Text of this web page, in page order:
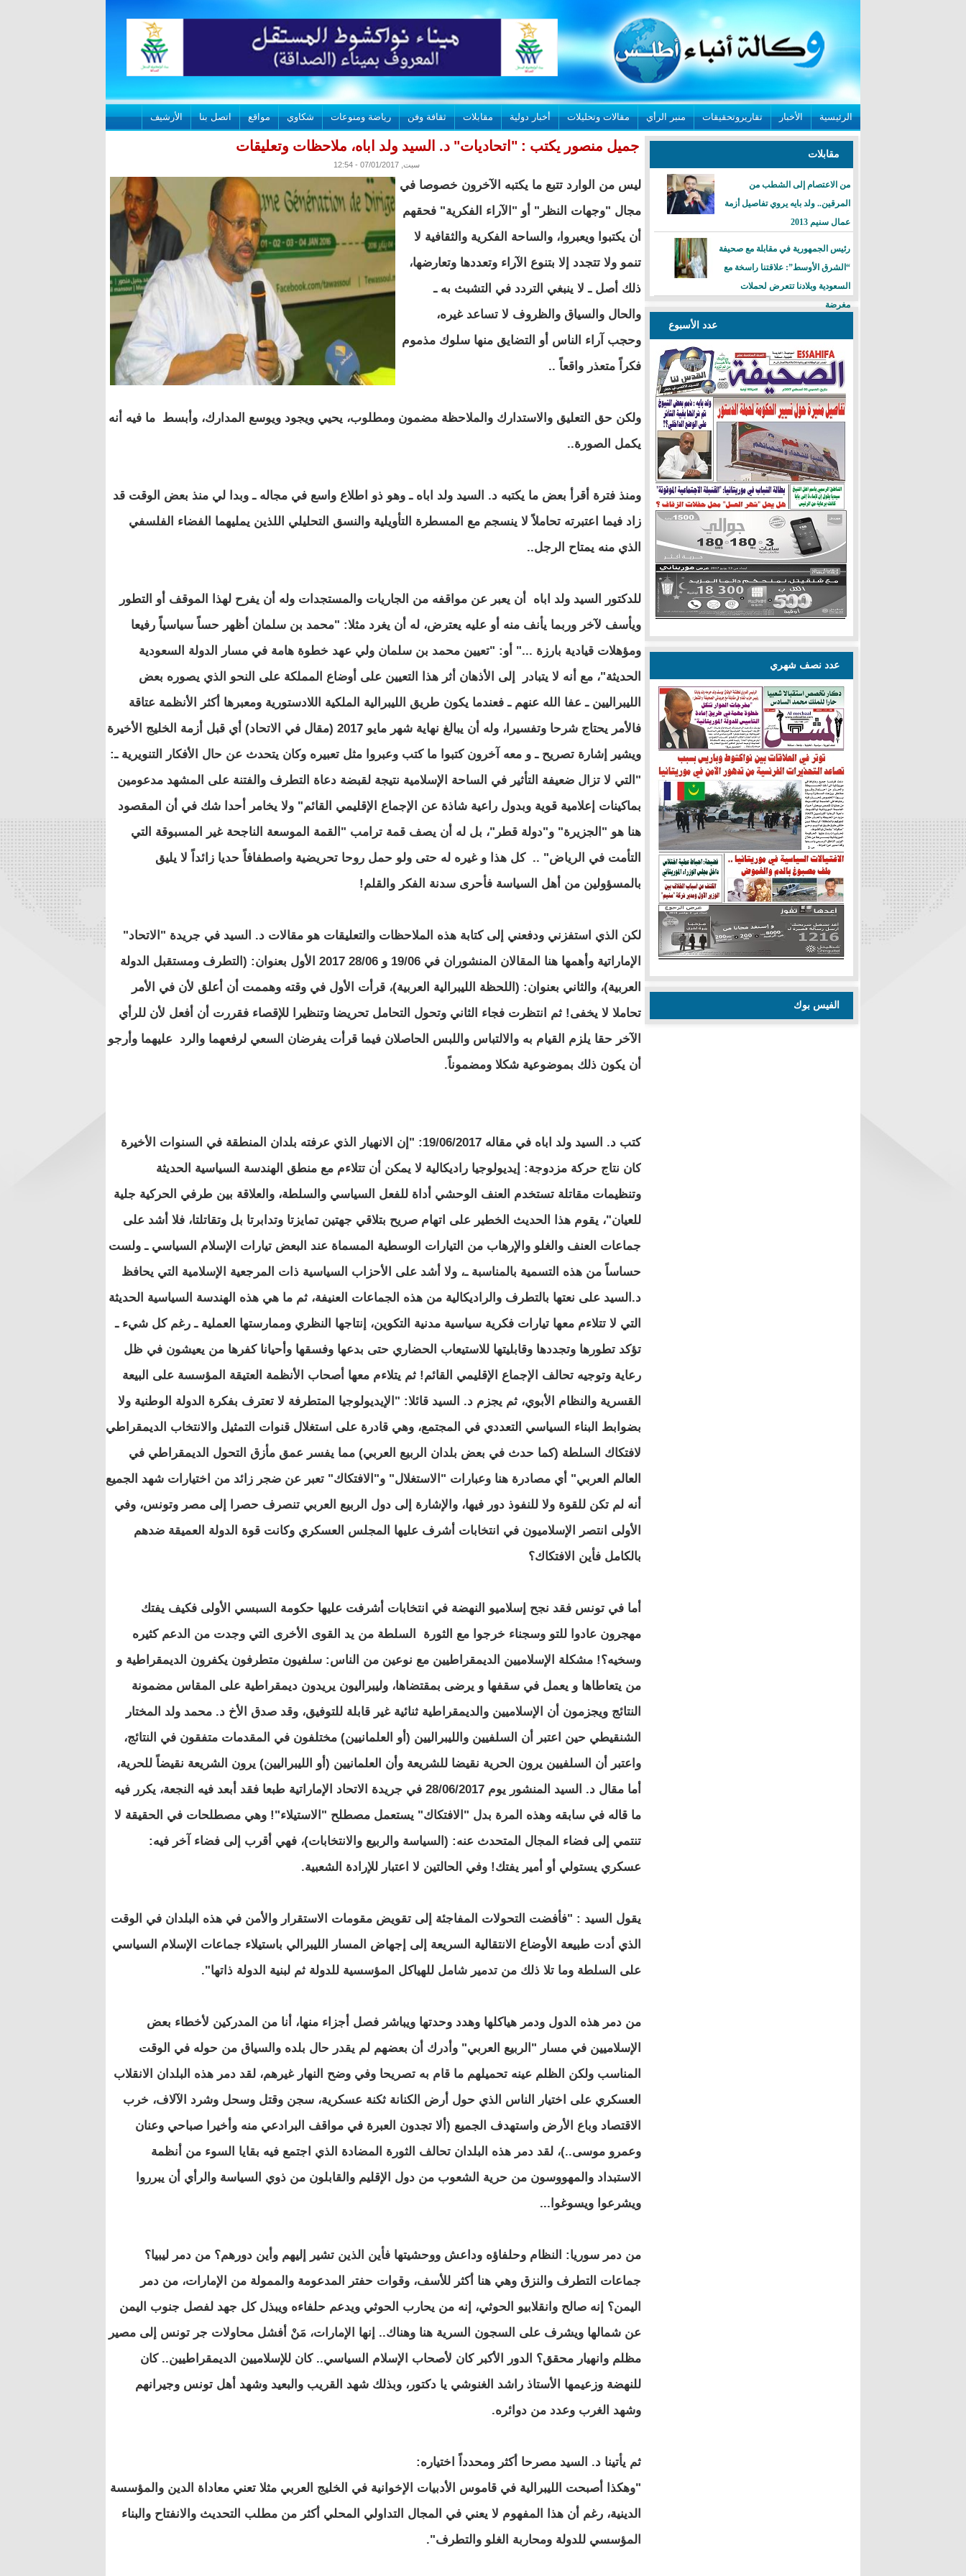
الرئيسية الأخبار تقاريروتحقيقات منبر الرأي مقالات وتحليلات أخبار دولية مقابلات ثقافة وفن رياضة ومنوعات شكاوي مواقع اتصل بنا الأرشيف
مقابلات
من الاعتصام إلى الشطب من
المرقين.. ولد بايه يروي تفاصيل أزمة
عمال سنيم 2013
رئيس الجمهورية في مقابلة مع صحيفة
“الشرق الأوسط”: علاقتنا راسخة مع
السعودية وبلادنا تتعرض لحملات
مغرضة
عدد الأسبوع
عدد نصف شهري
الفيس بوك
جميل منصور يكتب : "اتحاديات" د. السيد ولد اباه، ملاحظات وتعليقات
سبت, 07/01/2017 - 12:54
ليس من الوارد تتبع ما يكتبه الآخرون خصوصا في
مجال "وجهات النظر" أو "الآراء الفكرية" فحقهم
أن يكتبوا ويعبروا، والساحة الفكرية والثقافية لا
تنمو ولا تتجدد إلا بتنوع الآراء وتعددها وتعارضها،
ذلك أصل ـ لا ينبغي التردد في التشبث به ـ
والحال والسياق والظروف لا تساعد غيره،
وحجب آراء الناس أو التضايق منها سلوك مذموم
فكراً متعذر واقعاً ..
ولكن حق التعليق والاستدارك والملاحظة مضمون ومطلوب، يحيي ويجود ويوسع المدارك، وأبسط ما فيه أنه
يكمل الصورة..
ومنذ فترة أقرأ بعض ما يكتبه د. السيد ولد اباه ـ وهو ذو اطلاع واسع في مجاله ـ وبدا لي منذ بعض الوقت قد
زاد فيما اعتبرته تحاملاً لا ينسجم مع المسطرة التأويلية والنسق التحليلي اللذين يمليهما الفضاء الفلسفي
الذي منه يمتاح الرجل..
للدكتور السيد ولد اباه أن يعبر عن مواقفه من الجاريات والمستجدات وله أن يفرح لهذا الموقف أو التطور
ويأسف لآخر وربما يأنف منه أو عليه يعترض، له أن يغرد مثلا: "محمد بن سلمان أظهر حساً سياسياً رفيعا
ومؤهلات قيادية بارزة ..." أو: "تعيين محمد بن سلمان ولي عهد خطوة هامة في مسار الدولة السعودية
الحديثة"، مع أنه لا يتبادر إلى الأذهان أثر هذا التعيين على أوضاع المملكة على النحو الذي يصوره بعض
الليبراليين ـ عفا الله عنهم ـ فعندما يكون طريق الليبرالية الملكية اللادستورية ومعبرها أكثر الأنظمة عتاقة
فالأمر يحتاج شرحا وتفسيرا، وله أن يبالغ نهاية شهر مايو 2017 (مقال في الاتحاد) أي قبل أزمة الخليج الأخيرة
ويشير إشارة تصريح ـ و معه آخرون كتبوا ما كتب وعبروا مثل تعبيره وكان يتحدث عن حال الأفكار التنويرية ـ:
"التي لا تزال ضعيفة التأثير في الساحة الإسلامية نتيجة لقبضة دعاة التطرف والفتنة على المشهد مدعومين
بماكينات إعلامية قوية وبدول راعية شاذة عن الإجماع الإقليمي القائم" ولا يخامر أحدا شك في أن المقصود
هنا هو "الجزيرة" و"دولة قطر"، بل له أن يصف قمة ترامب "القمة الموسعة الناجحة غير المسبوقة التي
التأمت في الرياض" .. كل هذا و غيره له حتى ولو حمل روحا تحريضية واصطفافاً حديا زائداً لا يليق
بالمسؤولين من أهل السياسة فأحرى سدنة الفكر والقلم!
لكن الذي استفزني ودفعني إلى كتابة هذه الملاحظات والتعليقات هو مقالات د. السيد في جريدة "الاتحاد"
الإماراتية وأهمها هنا المقالان المنشوران في 19/06 و 28/06 2017 الأول بعنوان: (التطرف ومستقبل الدولة
العربية)، والثاني بعنوان: (اللحظة الليبرالية العربية)، قرأت الأول في وقته وهممت أن أعلق لأن في الأمر
تحاملا لا يخفى! ثم انتظرت فجاء الثاني وتحول التحامل تحريضا وتنظيرا للإقصاء فقررت أن أفعل لأن للرأي
الآخر حقا يلزم القيام به والالتباس واللبس الحاصلان فيما قرأت يفرضان السعي لرفعهما والرد عليهما وأرجو
أن يكون ذلك بموضوعية شكلا ومضموناً.
كتب د. السيد ولد اباه في مقاله 19/06/2017: "إن الانهيار الذي عرفته بلدان المنطقة في السنوات الأخيرة
كان نتاج حركة مزدوجة: إيديولوجيا راديكالية لا يمكن أن تتلاءم مع منطق الهندسة السياسية الحديثة
وتنظيمات مقاتلة تستخدم العنف الوحشي أداة للفعل السياسي والسلطة، والعلاقة بين طرفي الحركية جلية
للعيان"، يقوم هذا الحديث الخطير على اتهام صريح بتلاقي جهتين تمايزتا وتدابرتا بل وتقاتلتا، فلا أشد على
جماعات العنف والغلو والإرهاب من التيارات الوسطية المسماة عند البعض تيارات الإسلام السياسي ـ ولست
حساساً من هذه التسمية بالمناسبة ـ، ولا أشد على الأحزاب السياسية ذات المرجعية الإسلامية التي يحافظ
د.السيد على نعتها بالتطرف والراديكالية من هذه الجماعات العنيفة، ثم ما هي هذه الهندسة السياسية الحديثة
التي لا تتلاءم معها تيارات فكرية سياسية مدنية التكوين، إنتاجها النظري وممارستها العملية ـ رغم كل شيء ـ
تؤكد تطورها وتجددها وقابليتها للاستيعاب الحضاري حتى بدعها وفسقها وأحيانا كفرها من يعيشون في ظل
رعاية وتوجيه تحالف الإجماع الإقليمي القائم! ثم يتلاءم معها أصحاب الأنظمة العتيقة المؤسسة على البيعة
القسرية والنظام الأبوي، ثم يجزم د. السيد قائلا: "الإيديولوجيا المتطرفة لا تعترف بفكرة الدولة الوطنية ولا
بضوابط البناء السياسي التعددي في المجتمع، وهي قادرة على استغلال قنوات التمثيل والانتخاب الديمقراطي
لافتكاك السلطة (كما حدث في بعض بلدان الربيع العربي) مما يفسر عمق مأزق التحول الديمقراطي في
العالم العربي" أي مصادرة هنا وعبارات "الاستغلال" و"الافتكاك" تعبر عن ضجر زائد من اختيارات شهد الجميع
أنه لم تكن للقوة ولا للنفوذ دور فيها، والإشارة إلى دول الربيع العربي تنصرف حصرا إلى مصر وتونس، وفي
الأولى انتصر الإسلاميون في انتخابات أشرف عليها المجلس العسكري وكانت قوة الدولة العميقة ضدهم
بالكامل فأين الافتكاك؟
أما في تونس فقد نجح إسلاميو النهضة في انتخابات أشرفت عليها حكومة السبسي الأولى فكيف يفتك
مهجرون عادوا للتو وسجناء خرجوا مع الثورة السلطة من يد القوى الأخرى التي وجدت من الدعم كثيره
وسخيه؟! مشكلة الإسلاميين الديمقراطيين مع نوعين من الناس: سلفيون متطرفون يكفرون الديمقراطية و
من يتعاطاها و يعمل في سقفها و يرضى بمقتضاها، وليبراليون يريدون ديمقراطية على المقاس مضمونة
النتائج ويجزمون أن الإسلاميين والديمقراطية ثنائية غير قابلة للتوفيق، وقد صدق الأخ د. محمد ولد المختار
الشنقيطي حين اعتبر أن السلفيين والليبراليين (أو العلمانيين) مختلفون في المقدمات متفقون في النتائج،
واعتبر أن السلفيين يرون الحرية نقيضا للشريعة وأن العلمانيين (أو الليبراليين) يرون الشريعة نقيضاً للحرية،
أما مقال د. السيد المنشور يوم 28/06/2017 في جريدة الاتحاد الإماراتية طبعا فقد أبعد فيه النجعة، يكرر فيه
ما قاله في سابقه وهذه المرة بدل "الافتكاك" يستعمل مصطلح "الاستيلاء"! وهي مصطلحات في الحقيقة لا
تنتمي إلى فضاء المجال المتحدث عنه: (السياسة والربيع والانتخابات)، فهي أقرب إلى فضاء آخر فيه:
عسكري يستولي أو أمير يفتك! وفي الحالتين لا اعتبار للإرادة الشعبية.
يقول السيد : "فأفضت التحولات المفاجئة إلى تقويض مقومات الاستقرار والأمن في هذه البلدان في الوقت
الذي أدت طبيعة الأوضاع الانتقالية السريعة إلى إجهاض المسار الليبرالي باستيلاء جماعات الإسلام السياسي
على السلطة وما تلا ذلك من تدمير شامل للهياكل المؤسسية للدولة ثم لبنية الدولة ذاتها".
من دمر هذه الدول ودمر هياكلها وهدد وحدتها ويباشر فصل أجزاء منها، أنا من المدركين لأخطاء بعض
الإسلاميين في مسار "الربيع العربي" وأدرك أن بعضهم لم يقدر حال بلده والسياق من حوله في الوقت
المناسب ولكن الظلم عينه تحميلهم ما قام به تصريحا وفي وضح النهار غيرهم، لقد دمر هذه البلدان الانقلاب
العسكري على اختيار الناس الذي حول أرض الكنانة ثكنة عسكرية، سجن وقتل وسحل وشرد الآلاف، خرب
الاقتصاد وباع الأرض واستهدف الجميع (ألا تجدون العبرة في مواقف البرادعي منه وأخيرا صباحي وعنان
وعمرو موسى..)، لقد دمر هذه البلدان تحالف الثورة المضادة الذي اجتمع فيه بقايا السوء من أنظمة
الاستبداد والمهووسون من حرية الشعوب من دول الإقليم والقابلون من ذوي السياسة والرأي أن يبرروا
ويشرعوا ويسوغوا...
من دمر سوريا: النظام وحلفاؤه وداعش ووحشيتها فأين الذين تشير إليهم وأين دورهم؟ من دمر ليبيا؟
جماعات التطرف والنزق وهي هنا أكثر للأسف، وقوات حفتر المدعومة والممولة من الإمارات، من دمر
اليمن؟ إنه صالح وانقلابيو الحوثي، إنه من يحارب الحوثي ويدعم حلفاءه ويبذل كل جهد لفصل جنوب اليمن
عن شمالها ويشرف على السجون السرية هنا وهناك.. إنها الإمارات، مَنْ أفشل محاولات جر تونس إلى مصير
مظلم وانهيار محقق؟ الدور الأكبر كان لأصحاب الإسلام السياسي.. كان للإسلاميين الديمقراطيين.. كان
للنهضة وزعيمها الأستاذ راشد الغنوشي يا دكتور، وبذلك شهد القريب والبعيد وشهد أهل تونس وجيرانهم
وشهد الغرب وعدد من دوائره.
ثم يأتينا د. السيد مصرحا أكثر ومحدداً اختياره:
"وهكذا أصبحت الليبرالية في قاموس الأدبيات الإخوانية في الخليج العربي مثلا تعني معاداة الدين والمؤسسة
الدينية، رغم أن هذا المفهوم لا يعني في المجال التداولي المحلي أكثر من مطلب التحديث والانفتاح والبناء
المؤسسي للدولة ومحاربة الغلو والتطرف".